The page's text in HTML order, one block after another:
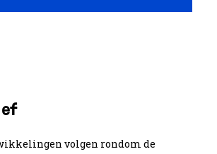
volgen rondom de